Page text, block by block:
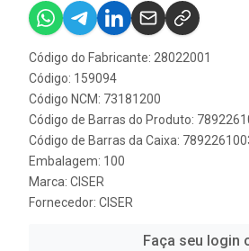
Código do Fabricante: 28022001
Código: 159094
Código NCM: 73181200
Código de Barras do Produto:
Código de Barras da Caixa:
Embalagem: 100
Marca: CISER
Fornecedor: CISER
Faça seu login